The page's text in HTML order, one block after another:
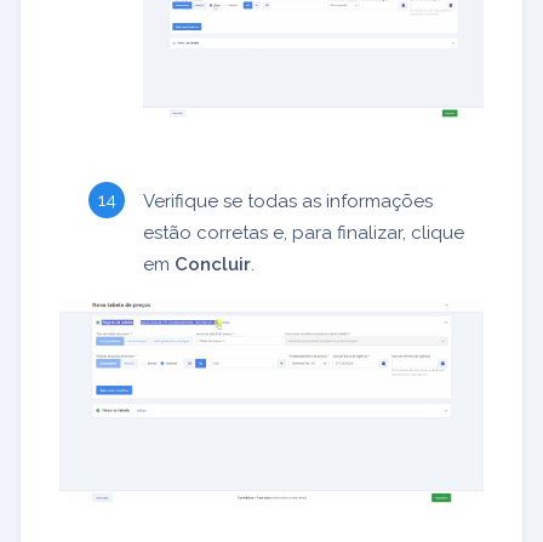
Verifique se todas as informações
estão corretas e, para finalizar, clique
em Concluir